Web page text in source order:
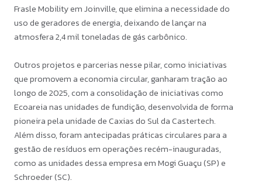
Frasle Mobility em Joinville, que elimina a necessidade do
uso de geradores de energia, deixando de lançar na
atmosfera 2,4 mil toneladas de gás carbônico.
Outros projetos e parcerias nesse pilar, como iniciativas
que promovem a economia circular, ganharam tração ao
longo de 2025, com a consolidação de iniciativas como
Ecoareia nas unidades de fundição, desenvolvida de forma
pioneira pela unidade de Caxias do Sul da Castertech.
Além disso, foram antecipadas práticas circulares para a
gestão de resíduos em operações recém-inauguradas,
como as unidades dessa empresa em Mogi Guaçu (SP) e
Schroeder (SC).